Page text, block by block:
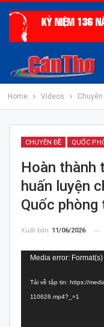
Home Videos Chuyên
CHUYÊN ĐỀ QUỐC
Hoàn thành
huấn luyện
Quốc
Xuất bản 11/06/2026
Trình
Video
Media error:
Tải về tập tin: https://
110626.mp4?_=1